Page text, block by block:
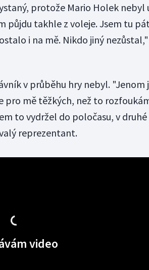
protože Mario Holek nebyl
půjdu takhle z voleje. Jsem tu
i na mě. Nikdo jiný nezůstal,"
v průběhu hry nebyl. "Jenom
pro mě těžkých, než to
to vydržel do poločasu, v
reprezentant.
video